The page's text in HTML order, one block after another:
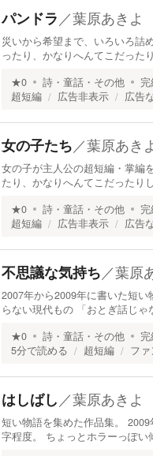
パンドラ ／葉原あきよ
災いから希望まで、いろいろ詰
ったり、かなりへんてこだった
★0 詩・童話・その他
超短編
広告非表示 広告
女の子たち／葉原あき
女の子が主人公の超短編・掌編
たり、かなりへんてこだったり
★0 詩・童話・その他
超短編
広告非表示 広告
不思議な気持ち／葉原
2007年から2009年に書いた短
らない現代もの 「おとぎ話じ
★0 詩・童話・その他
5分で読める
超短編 フ
はしばし ／葉原あきよ
短い物語を集めた作品集。
字程度。 ちょっとホラーっぽい